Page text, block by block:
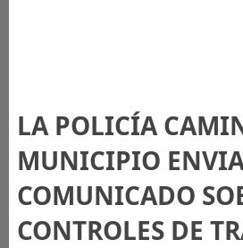
LA POLICÍA
MUNICIPIO
COMUNICADO
CONTROLES DE